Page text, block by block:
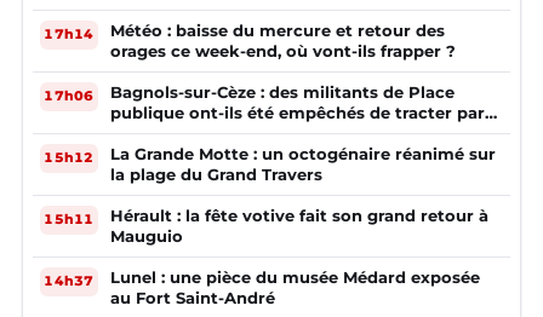
17h14
Météo : baisse du mercure et retour des
orages ce week-end, où vont-ils frapper ?
17h06
Bagnols-sur-Cèze : des militants de Place
publique ont-ils été empêchés de tracter par
la mairie ?
15h12
La Grande Motte : un octogénaire réanimé sur
la plage du Grand Travers
15h11
Hérault : la fête votive fait son grand retour à
Mauguio
14h37
Lunel : une pièce du musée Médard exposée
au Fort Saint-André